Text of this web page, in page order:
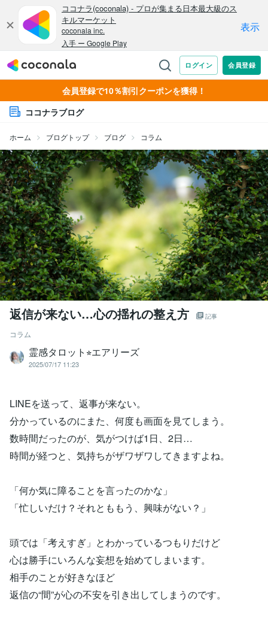
会員登録で10％割引クーポンを獲得！
ココナラブログ
ホーム ブログトップ ブログ コラム
返信が来ない…心の揺れの整え方 記事
コラム
霊感タロット⭐︎エアリーズ
2025/07/17 11:23
LINEを送って、返事が来ない。
分かっているのにまた、何度も画面を見てしまう。
数時間だったのが、気がつけば1日、2日…
時間が経つと、気持ちがザワザワしてきますよね。
「何か気に障ることを言ったのかな」
「忙しいだけ？それとももう、興味がない？」
頭では「考えすぎ」とわかっているつもりだけど
心は勝手にいろんな妄想を始めてしまいます。
相手のことが好きなほど
返信の“間”が心の不安を引き出してしまうのです。